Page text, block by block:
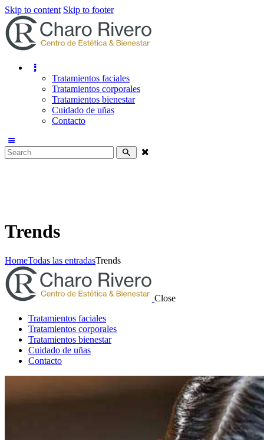
Skip to content Skip to footer
Tratamientos faciales
Tratamientos corporales
Tratamientos bienestar
Cuidado de uñas
Contacto
Trends
HomeTodas las entradasTrends
Close
Tratamientos faciales
Tratamientos corporales
Tratamientos bienestar
Cuidado de uñas
Contacto